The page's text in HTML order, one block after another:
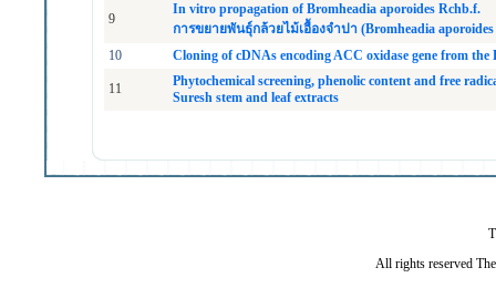
9
In vitro propagation of Bromheadia aporoides Rchb.f.
การขยายพันธุ์กล้วยไม้เอื้องจำปา (Bromheadia
10
Cloning of cDNAs encoding ACC oxidase gene from
11
Phytochemical screening, phenolic content and free
Suresh stem and leaf extracts
All rights reserved